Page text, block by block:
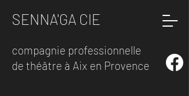
SENNA'GA CIE
compagnie professionnelle
de théâtre à Aix en Provence